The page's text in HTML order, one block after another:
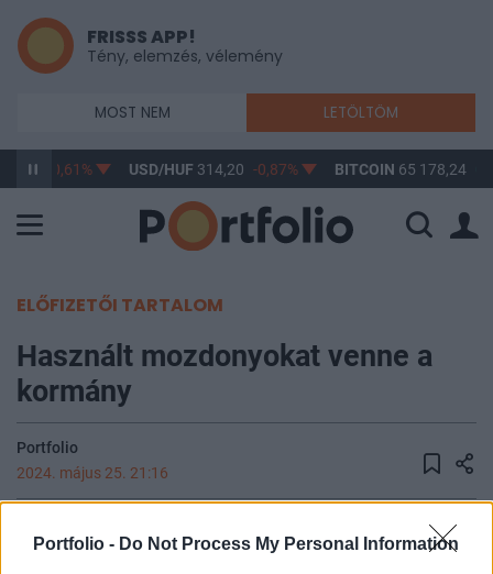
Portfolio - Do Not Process My Personal Information
FRISSS APP!
Tény, elemzés, vélemény
MOST NEM LETÖLTÖM
-0,61% USD/HUF314,20 -0,87% BITCOIN65 178,24
ELŐFIZETŐI TARTALOM
Használt mozdonyokat venne a
kormány
Portfolio
2024. május 25. 21:16
Nincs elég mozdony Magyarországon, vannak
olyan vonalak, ahol hetek óta pótlóbuszok járnak.